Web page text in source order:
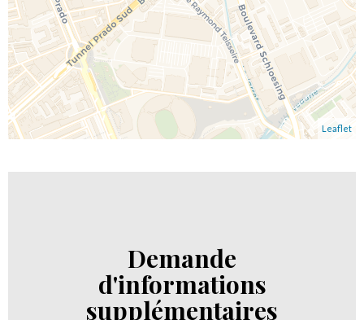
Leaflet
Demande
d'informations
supplémentaires